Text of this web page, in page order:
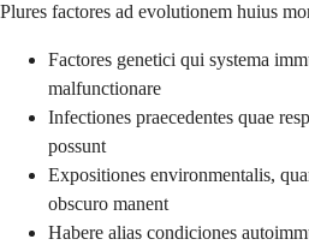
Plures factores ad evolutionem huius
Factores genetici qui systema
malfunctionare
Infectiones praecedentes quae
possunt
Expositiones environmentalis,
obscuro manent
Habere alias condiciones